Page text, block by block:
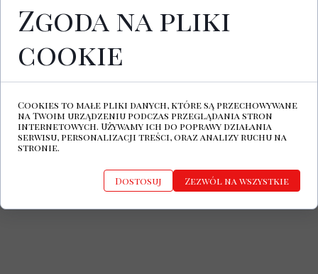
27 stycznia 2023 ukazał się album
In Forgotten Places
pochodzącej z Wencji, włoskiej grupy
Karma Voyage Facebook
Zgoda na pliki
cookie
Cookies to małe pliki danych, które są przechowywane
na Twoim urządzeniu podczas przeglądania stron
internetowych. Używamy ich do poprawy działania
serwisu, personalizacji treści, oraz analizy ruchu na
stronie.
Dostosuj Zezwól na wszystkie